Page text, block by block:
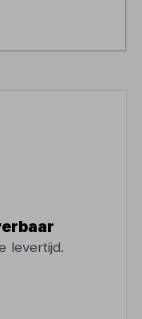
levertijd.